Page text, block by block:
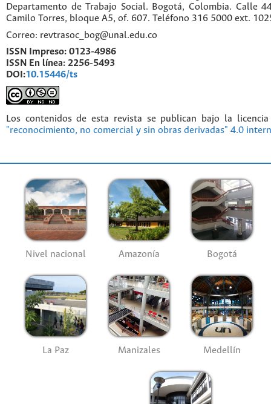
Departamento de Trabajo Social. Bogotá, Colombia. Calle
Camilo Torres, bloque A5, of. 607. Teléfono 316 5000 ext.
Correo: revtrasoc_bog@unal.edu.co
ISSN Impreso: 0123-4986
ISSN En línea: 2256-5493
DOI:10.15446/ts
Los contenidos de esta revista se publican bajo la
"reconocimiento, no comercial y sin obras derivadas" 4.0
Nivel nacional Amazonía Bogotá
La Paz Manizales Medellín